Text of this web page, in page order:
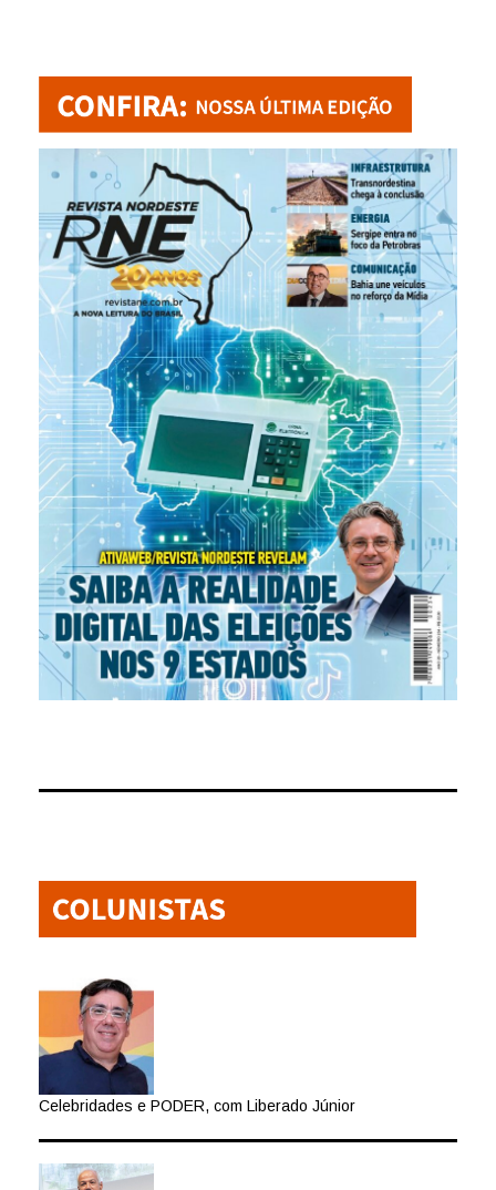
Celebridades e PODER, com Liberado Júnior